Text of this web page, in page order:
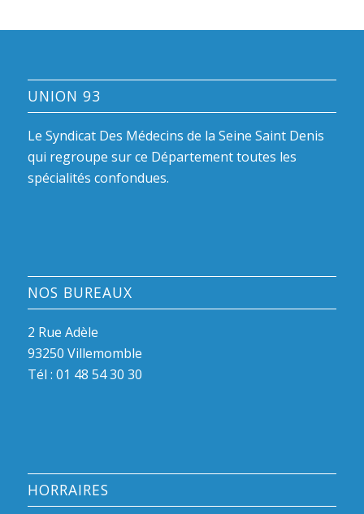
UNION 93
Le Syndicat Des Médecins de la Seine Saint Denis
qui regroupe sur ce Département toutes les
spécialités confondues.
NOS BUREAUX
2 Rue Adèle
93250 Villemomble
Tél : 01 48 54 30 30
HORRAIRES